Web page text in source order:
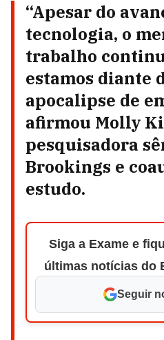
“Apesar do
tecnologia, o
trabalho
estamos diante
apocalipse de
afirmou Molly
pesquisadora
Brookings e
estudo.
Siga a Exame e
últimas notícias do
Seguir